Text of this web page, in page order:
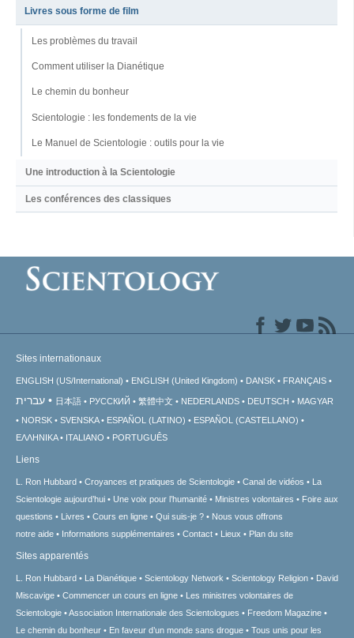
Livres sous forme de film
Les problèmes du travail
Comment utiliser la Dianétique
Le chemin du bonheur
Scientologie : les fondements de la vie
Le Manuel de Scientologie : outils pour la vie
Une introduction à la Scientologie
Les conférences des classiques
Sites internationaux
ENGLISH (US/International) ENGLISH (United Kingdom) DANSK FRANÇAIS
עברית 日本語 РУССКИЙ 繁體中文 NEDERLANDS DEUTSCH
MAGYAR
NORSK
SVENSKA ESPAÑOL (LATINO)
ESPAÑOL (CASTELLANO)
ΕΛΛΗΝΙΚA
ITALIANO PORTUGUÊS
Liens
L. Ron Hubbard Croyances et pratiques de Scientologie Canal de vidéos
La
Scientologie aujourd’hui
Une voix pour l’humanité Ministres volontaires
Foire aux
questions
Livres Cours en ligne Qui suis-je ?
Nous vous offrons
notre aide
Informations supplémentaires Contact Lieux Plan du site
Sites apparentés
L. Ron Hubbard La Dianétique Scientology Network Scientology Religion
David
Miscavige
Commencer un cours en ligne
Les ministres volontaires de
Scientologie
Association Internationale des Scientologues
Freedom Magazine
Le chemin du bonheur
En faveur d’un monde sans drogue Tous unis pour les